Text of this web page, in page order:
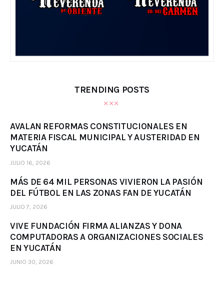
TRENDING POSTS
AVALAN REFORMAS CONSTITUCIONALES EN
MATERIA FISCAL MUNICIPAL Y AUSTERIDAD EN
YUCATÁN
JULIO 16, 2026
MÁS DE 64 MIL PERSONAS VIVIERON LA PASIÓN
DEL FÚTBOL EN LAS ZONAS FAN DE YUCATÁN
JULIO 7, 2026
VIVE FUNDACIÓN FIRMA ALIANZAS Y DONA
COMPUTADORAS A ORGANIZACIONES SOCIALES
EN YUCATÁN
JUNIO 30, 2026